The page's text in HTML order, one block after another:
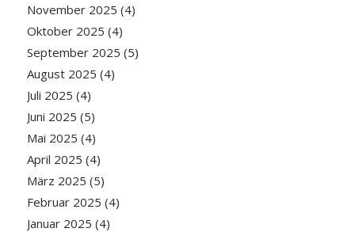
November 2025 (4)
Oktober 2025 (4)
September 2025 (5)
August 2025 (4)
Juli 2025 (4)
Juni 2025 (5)
Mai 2025 (4)
April 2025 (4)
März 2025 (5)
Februar 2025 (4)
Januar 2025 (4)